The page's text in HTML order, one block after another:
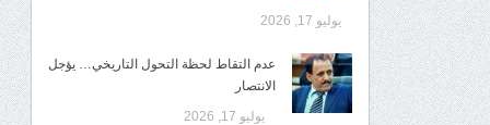
يوليو 17, 2026
عدم التقاط لحظة التحول التاريخي… يؤجل
الانتصار
يوليو 17, 2026